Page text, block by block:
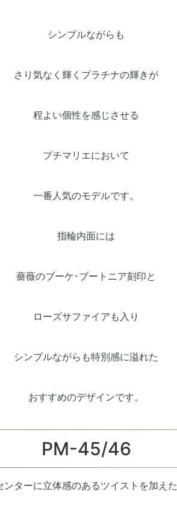
シンプルながらも
さり気なく輝くプラチナの輝きが
程よい個性を感じさせる
プチマリエにおいて
一番人気のモデルです。
指輪内面には
薔薇のブーケ･ブートニア刻印と
ローズサファイアも入り
シンプルながらも特別感に溢れた
おすすめのデザインです。
PM-45/46
ンターに立体感のあるツイストを加えた